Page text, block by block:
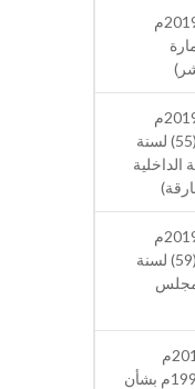
مرسوم أميري رقم (27) لسنة 2019م
مرسوم أميري رقم (22) لسنة 2019م
(بتعديل المرسوم الأميري رقم (55) لسنة
الداخلية
مرسوم أميري رقم (21) لسنة 2019م
(بتعديل المرسوم الأميري رقم (59) لسنة
مرسوم بقانون رقم (2) لسنة 2019م
(بتعديل القانون رقم (3) لسنة 1999م بشأن